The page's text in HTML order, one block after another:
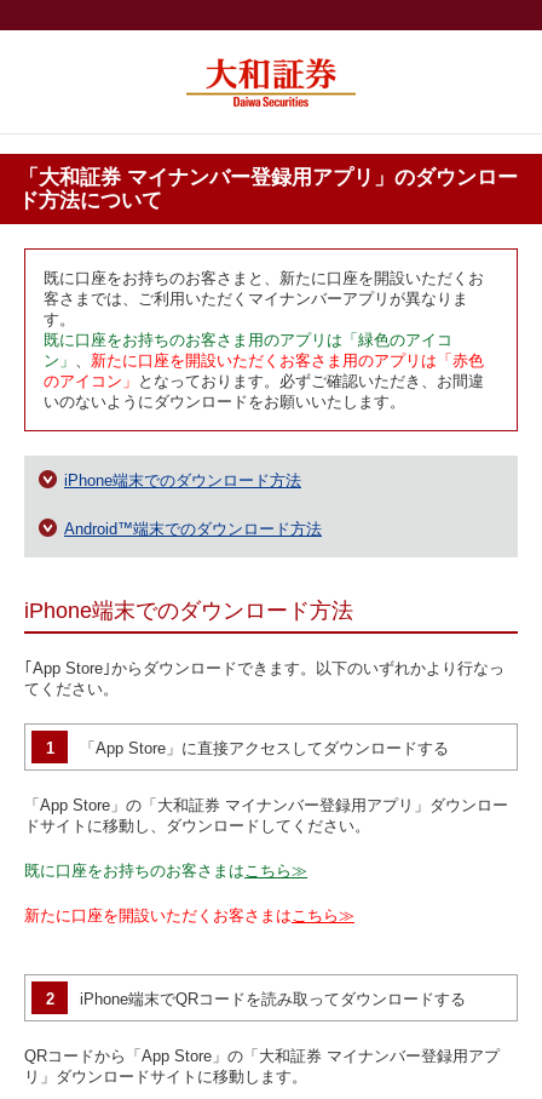
「大和証券 マイナンバー登録用アプリ」のダウンロー
ド方法について
既に口座をお持ちのお客さまと、新たに口座を開設いただくお
客さまでは、ご利用いただくマイナンバーアプリが異なりま
す。
既に口座をお持ちのお客さま用のアプリは「緑色のアイコ
ン」 、 新たに口座を開設いただくお客さま用のアプリは「赤色
のアイコン」 となっております。必ずご確認いただき、お間違
いのないようにダウンロードをお願いいたします。
iPhone端末でのダウンロード方法
Android™端末でのダウンロード方法
iPhone端末でのダウンロード方法
｢App Store｣からダウンロードできます。以下のいずれかより行なっ
てください。
1 「App Store」に直接アクセスしてダウンロードする
「App Store」の「大和証券 マイナンバー登録用アプリ」ダウンロー
ドサイトに移動し、ダウンロードしてください。
既に口座をお持ちのお客さまはこちら≫
新たに口座を開設いただくお客さまはこちら≫
2 iPhone端末でQRコードを読み取ってダウンロードする
QRコードから「App Store」の「大和証券 マイナンバー登録用アプ
リ」ダウンロードサイトに移動します。